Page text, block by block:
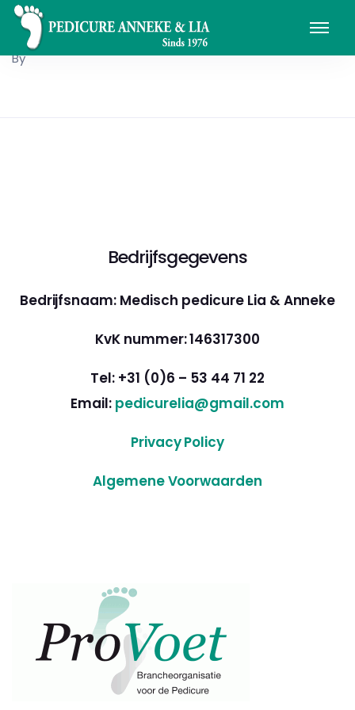
By
Bedrijfsgegevens
Bedrijfsnaam: Medisch pedicure Lia & Anneke
KvK nummer: 146317300
Tel: +31 (0)6 – 53 44 71 22
Email: pedicurelia@gmail.com
Privacy Policy
Algemene Voorwaarden